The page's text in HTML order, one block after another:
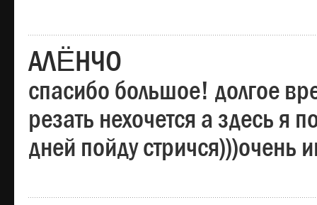
АЛЁНЧО
спасибо большое! долгое
резать нехочется а здесь я
дней пойду стричся)))очень